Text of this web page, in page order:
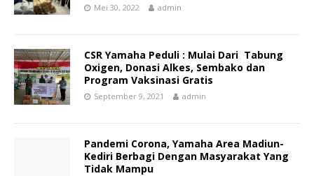
Mei 30, 2022 admin
CSR Yamaha Peduli : Mulai Dari Tabung
Oxigen, Donasi Alkes, Sembako dan
Program Vaksinasi Gratis
September 9, 2021 admin
Pandemi Corona, Yamaha Area Madiun-
Kediri Berbagi Dengan Masyarakat Yang
Tidak Mampu